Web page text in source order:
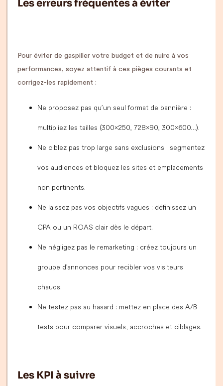
Les erreurs fréquentes à éviter
Pour éviter de gaspiller votre budget et de nuire à vos
performances, soyez attentif à ces pièges courants et
corrigez-les rapidement :
Ne proposez pas qu’un seul format de bannière :
multipliez les tailles (300×250, 728×90, 300×600…).
Ne ciblez pas trop large sans exclusions : segmentez
vos audiences et bloquez les sites et emplacements
non pertinents.
Ne laissez pas vos objectifs vagues : définissez un
CPA ou un ROAS clair dès le départ.
Ne négligez pas le remarketing : créez toujours un
groupe d’annonces pour recibler vos visiteurs
chauds.
Ne testez pas au hasard : mettez en place des A/B
tests pour comparer visuels, accroches et ciblages.
Les KPI à suivre